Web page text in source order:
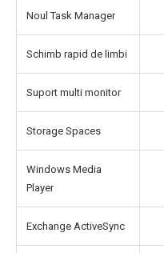
Noul Task Manager
Schimb rapid de limbi
Suport multi monitor
Storage Spaces
Windows Media
Player
Exchange ActiveSync